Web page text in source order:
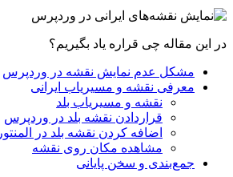
در این مقاله چی قراره یاد بگیریم؟
مشکل عدم نمایش نقشه در وردپرس
معرفی نقشه و مسیریاب ایرانی
نقشه و مسیریاب بلد
قراردادن نقشه بلد در وردپرس
اضافه کردن نقشه بلد در المنتور
مشاهده مکان روی نقشه
جمع‌بندی و سخن پایانی